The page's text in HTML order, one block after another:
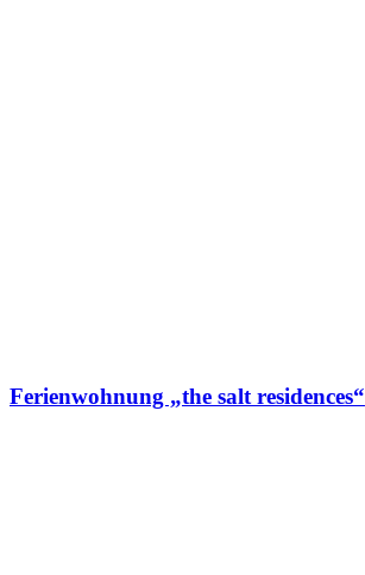
Ferienwohnung „the salt residences“